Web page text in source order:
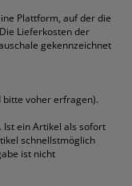
Toner
Versandmaterial
Versandtaschen
anzeigen
Plattform, auf der die
Lieferkosten der
gekennzeichnet
voher erfragen).
Ist ein Artikel als sofort
schnellstmöglich
ist nicht